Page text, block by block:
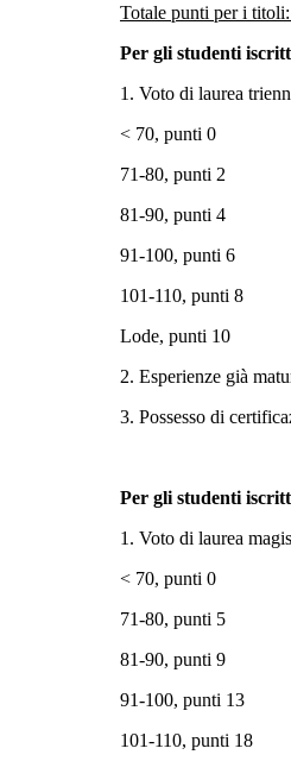
Totale punti per i
Per gli studenti
1. Voto di laurea
< 70, punti 0
71-80, punti 2
81-90, punti 4
91-100, punti 6
101-110, punti 8
Lode, punti 10
2. Esperienze già
3. Possesso di
Per gli studenti
1. Voto di laurea
< 70, punti 0
71-80, punti 5
81-90, punti 9
91-100, punti 13
101-110, punti 18